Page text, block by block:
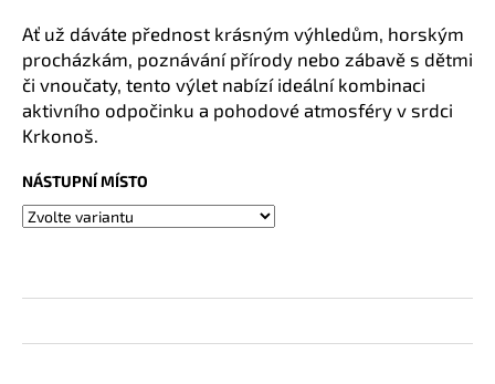
Ať už dáváte přednost krásným výhledům, horským
procházkám, poznávání přírody nebo zábavě s dětmi
či vnoučaty, tento výlet nabízí ideální kombinaci
aktivního odpočinku a pohodové atmosféry v srdci
Krkonoš.
NÁSTUPNÍ MÍSTO